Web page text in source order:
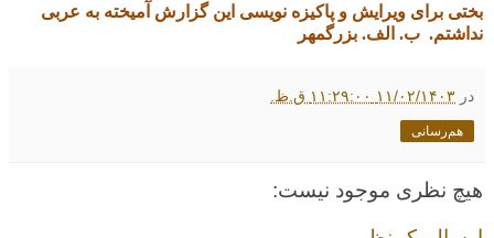
بختی برای ویرایش و پاکیزه نویسی این گزارش آمیخته به عربی
نداشتم. ب. الف. بزرگمهر
در ۱۱/۰۲/۱۴۰۳ ۱۱:۲۹:۰۰ ق.ظ.
هم‌رسانی
هیچ نظری موجود نیست: